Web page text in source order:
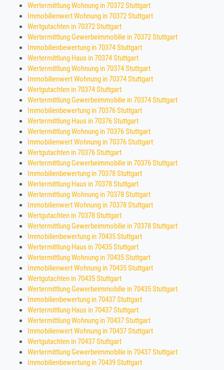
Wertermittlung Wohnung in 70372 Stuttgart
Immobilienwert Wohnung in 70372 Stuttgart
Wertgutachten in 70372 Stuttgart
Wertermittlung Gewerbeimmobilie in 70372 Stuttgart
Immobilienbewertung in 70374 Stuttgart
Wertermittlung Haus in 70374 Stuttgart
Wertermittlung Wohnung in 70374 Stuttgart
Immobilienwert Wohnung in 70374 Stuttgart
Wertgutachten in 70374 Stuttgart
Wertermittlung Gewerbeimmobilie in 70374 Stuttgart
Immobilienbewertung in 70376 Stuttgart
Wertermittlung Haus in 70376 Stuttgart
Wertermittlung Wohnung in 70376 Stuttgart
Immobilienwert Wohnung in 70376 Stuttgart
Wertgutachten in 70376 Stuttgart
Wertermittlung Gewerbeimmobilie in 70376 Stuttgart
Immobilienbewertung in 70378 Stuttgart
Wertermittlung Haus in 70378 Stuttgart
Wertermittlung Wohnung in 70378 Stuttgart
Immobilienwert Wohnung in 70378 Stuttgart
Wertgutachten in 70378 Stuttgart
Wertermittlung Gewerbeimmobilie in 70378 Stuttgart
Immobilienbewertung in 70435 Stuttgart
Wertermittlung Haus in 70435 Stuttgart
Wertermittlung Wohnung in 70435 Stuttgart
Immobilienwert Wohnung in 70435 Stuttgart
Wertgutachten in 70435 Stuttgart
Wertermittlung Gewerbeimmobilie in 70435 Stuttgart
Immobilienbewertung in 70437 Stuttgart
Wertermittlung Haus in 70437 Stuttgart
Wertermittlung Wohnung in 70437 Stuttgart
Immobilienwert Wohnung in 70437 Stuttgart
Wertgutachten in 70437 Stuttgart
Wertermittlung Gewerbeimmobilie in 70437 Stuttgart
Immobilienbewertung in 70439 Stuttgart